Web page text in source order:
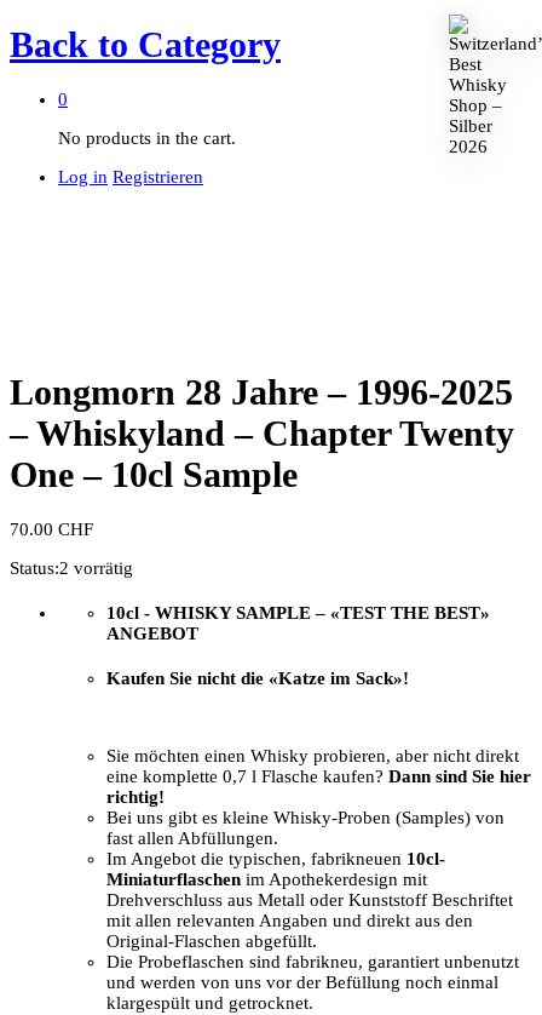
Back to Category
0
No products in the cart.
Log in Registrieren
Longmorn 28 Jahre – 1996-2025
– Whiskyland – Chapter Twenty
One – 10cl Sample
70.00 CHF
Status:2 vorrätig
10cl - WHISKY SAMPLE – «TEST THE BEST»
ANGEBOT
Kaufen Sie nicht die «Katze im Sack»!
Sie möchten einen Whisky probieren, aber nicht direkt
eine komplette 0,7 l Flasche kaufen? Dann sind Sie hier
richtig!
Bei uns gibt es kleine Whisky-Proben (Samples) von
fast allen Abfüllungen.
Im Angebot die typischen, fabrikneuen 10cl-
Miniaturflaschen im Apothekerdesign mit
Drehverschluss aus Metall oder Kunststoff Beschriftet
mit allen relevanten Angaben und direkt aus den
Original-Flaschen abgefüllt.
Die Probeflaschen sind fabrikneu, garantiert unbenutzt
und werden von uns vor der Befüllung noch einmal
klargespült und getrocknet.